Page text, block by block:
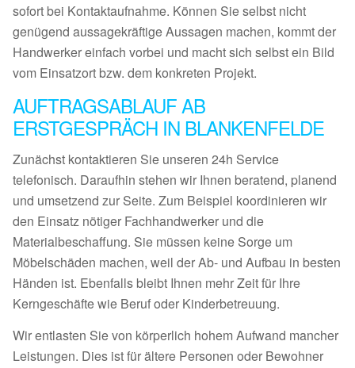
sofort bei Kontaktaufnahme. Können Sie selbst nicht
genügend aussagekräftige Aussagen machen, kommt der
Handwerker einfach vorbei und macht sich selbst ein Bild
vom Einsatzort bzw. dem konkreten Projekt.
AUFTRAGSABLAUF AB
ERSTGESPRÄCH IN BLANKENFELDE
Zunächst kontaktieren Sie unseren 24h Service
telefonisch. Daraufhin stehen wir Ihnen beratend, planend
und umsetzend zur Seite. Zum Beispiel koordinieren wir
den Einsatz nötiger Fachhandwerker und die
Materialbeschaffung. Sie müssen keine Sorge um
Möbelschäden machen, weil der Ab- und Aufbau in besten
Händen ist. Ebenfalls bleibt Ihnen mehr Zeit für Ihre
Kerngeschäfte wie Beruf oder Kinderbetreuung.
Wir entlasten Sie von körperlich hohem Aufwand mancher
Leistungen. Dies ist für ältere Personen oder Bewohner